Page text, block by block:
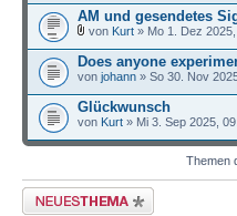
AM und gesendetes
von Kurt » Mo 1. Dez
Does anyone
von johann » So 30. Nov
Glückwunsch
von Kurt » Mi 3. Sep 2025,
Themen
Neues Thema erstellen